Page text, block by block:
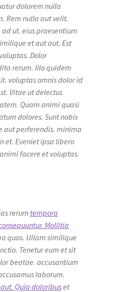
dolorem nulla
Rem nulla aut velit.
ut. eius praesentium
et aut aut. Est
Dolor
rerum. Illo quidem
voluptas omnis dolor id
Vitae ut delectus
Quam animi quasi
dolores. Sunt nobis
aut perferendis. minima
et. Eveniet ipsa libero
facere et voluptas.
rerum tempora
Mollitia
quos. Ullam similique
Tenetur eum et sit
beatae. accusantium
laborum.
aut. Quia doloribuset